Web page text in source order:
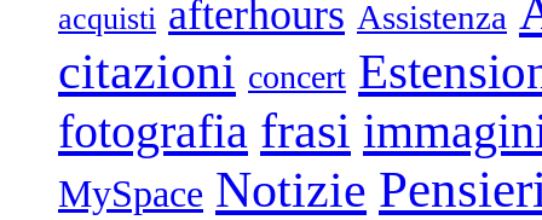
acquisti afterhours Assistenza
citazioni concert
fotografia frasi
MySpace Notizie